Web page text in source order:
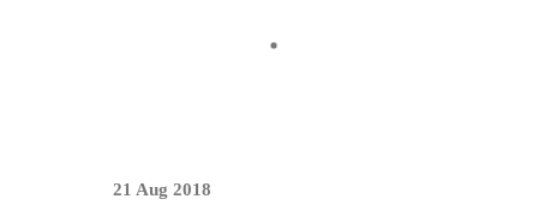
21 Aug 2018